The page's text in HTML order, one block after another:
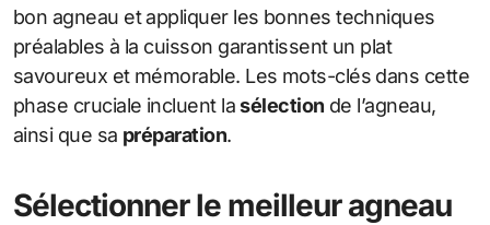
bon agneau et appliquer les bonnes techniques
préalables à la cuisson garantissent un plat
savoureux et mémorable. Les mots-clés dans cette
phase cruciale incluent lasélection de l’agneau,
ainsi que sa préparation.
Sélectionner le meilleur agneau